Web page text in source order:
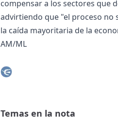
compensar a los sectores que
advirtiendo que "el proceso no
la caída mayoritaria de la
AM/ML
Temas en la nota